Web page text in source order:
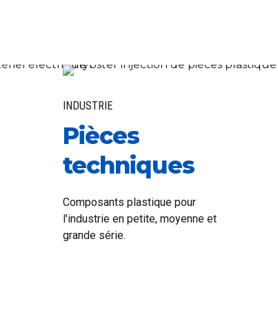
INDUSTRIE
Pièces
techniques
Composants plastique pour
l'industrie en petite, moyenne et
grande série.